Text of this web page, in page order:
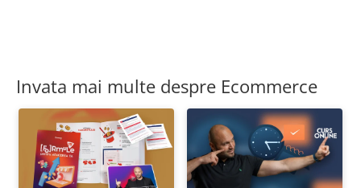
Invata mai multe despre Ecommerce